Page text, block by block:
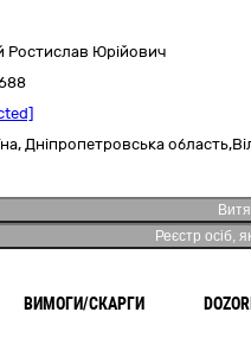
Ростислав Юрійович
, Дніпропетровська область,
Реєстр осіб,
ВИМОГИ/СКАРГИ